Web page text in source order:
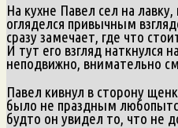
На кухне Павел сел на
огляделся привычным
сразу замечает, где что
И тут его взгляд
неподвижно, внимательно
Павел кивнул в сторону
было не праздным
будто он увидел то, что не